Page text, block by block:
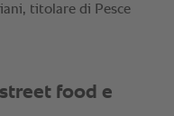
titolare di Pesce